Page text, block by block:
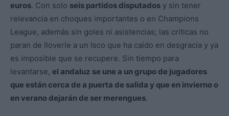
euros. Con solo seis partidos disputados y sin tener
relevancia en choques importantes o en Champions
League, además sin goles ni asistencias; las críticas no
paran de lloverle a un Isco que ha caído en desgracia y ya
es imposible que se recupere. Sin tiempo para
levantarse, el andaluz se une a un grupo de jugadores
que están cerca de a puerta de salida y que en invierno o
en verano dejarán de ser merengues.